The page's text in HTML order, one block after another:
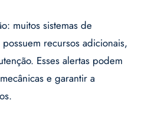
muitos sistemas de
recursos adicionais,
Esses alertas podem
e garantir a